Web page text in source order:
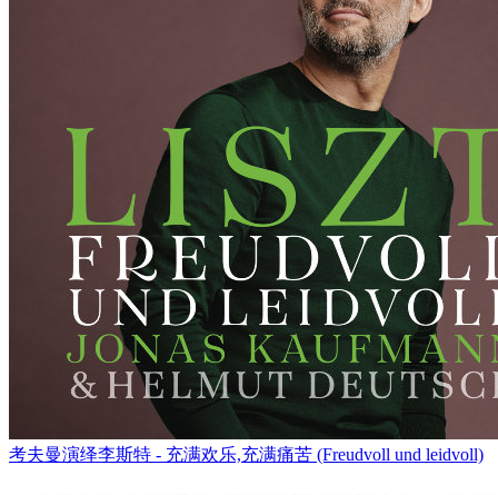
考夫曼演绎李斯特 - 充满欢乐,充满痛苦 (Freudvoll und leidvoll)